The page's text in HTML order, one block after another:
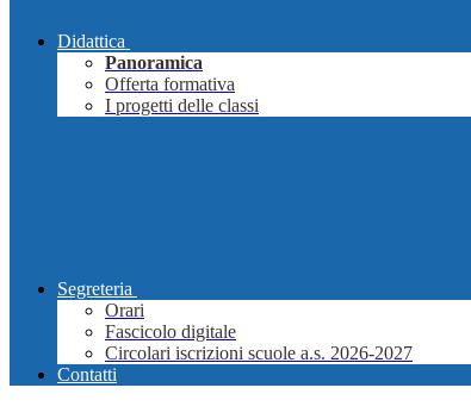
Didattica
Panoramica
Offerta formativa
I progetti delle classi
Segreteria
Orari
Fascicolo digitale
Circolari iscrizioni scuole a.s. 2026-2027
Contatti